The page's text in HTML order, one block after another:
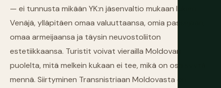
— ei tunnusta mikään YK:n jäsenvaltio mukaan lukien
Venäjä, ylläpitäen omaa valuuttaansa, omia passejaan,
omaa armeijaansa ja täysin neuvostoliiton
estetiikkaansa. Turistit voivat vierailla Moldovan
puolelta, mitä melkein kukaan ei tee, mikä on osa syytä
mennä. Siirtyminen Transnistriaan Moldovasta on